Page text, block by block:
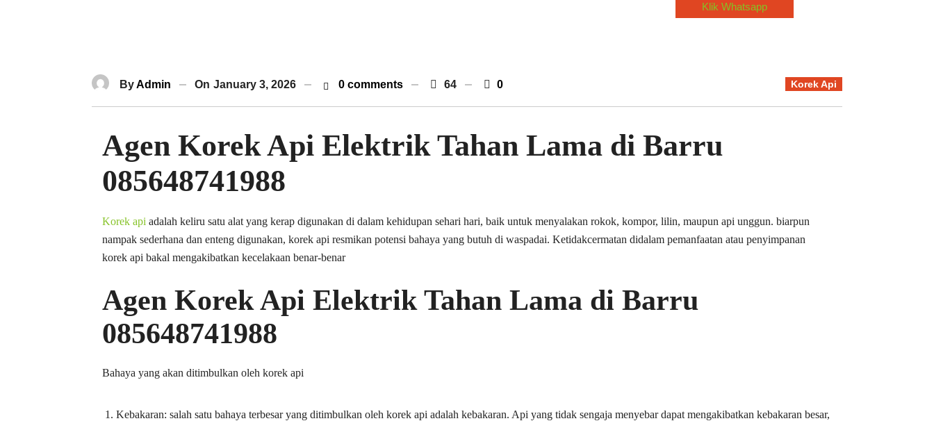
Klik Whatsapp
Korek Api
ByAdmin On January 3, 2026 0 comments 64 0
Agen Korek Api Elektrik Tahan Lama di Barru
085648741988
Korek api adalah keliru satu alat yang kerap digunakan di dalam kehidupan sehari hari, baik untuk menyalakan rokok, kompor, lilin, maupun api unggun. biarpun
nampak sederhana dan enteng digunakan, korek api resmikan potensi bahaya yang butuh di waspadai. Ketidakcermatan didalam pemanfaatan atau penyimpanan
korek api bakal mengakibatkan kecelakaan benar-benar
Agen Korek Api Elektrik Tahan Lama di Barru
085648741988
Bahaya yang akan ditimbulkan oleh korek api
Kebakaran: salah satu bahaya terbesar yang ditimbulkan oleh korek api adalah kebakaran. Api yang tidak sengaja menyebar dapat mengakibatkan kebakaran besar,